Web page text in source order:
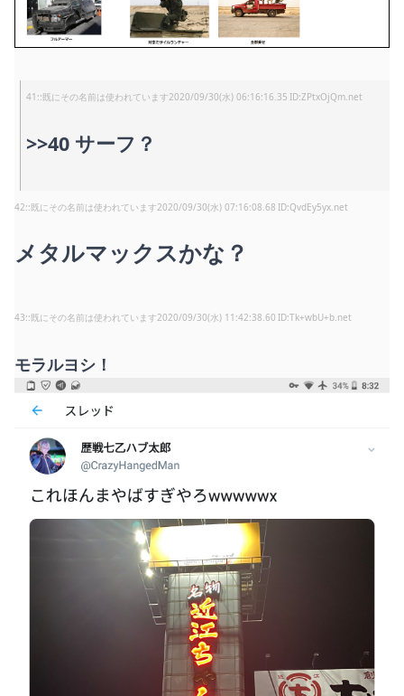
41 : 既にその名前は使われています2020/09/30(水) 06:16:16.35 ZPtxOjQm.net
>>40 サーフ？
42: 既にその名前は使われています2020/09/30(水) 07:16:08.68 QvdEy5yx.net
メタルマックスかな？
43: 既にその名前は使われています2020/09/30(水) 11:42:38.60 Tk+wbU+b.net
モラルヨシ！